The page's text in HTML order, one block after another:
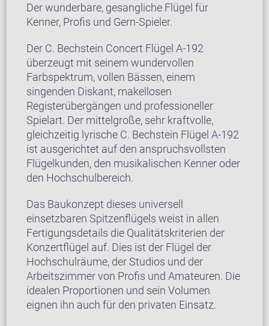
Der wunderbare, gesangliche Flügel für
Kenner, Profis und Gern-Spieler.
Der C. Bechstein Concert Flügel A-192
überzeugt mit seinem wundervollen
Farbspektrum, vollen Bässen, einem
singenden Diskant, makellosen
Registerübergängen und professioneller
Spielart. Der mittelgroße, sehr kraftvolle,
gleichzeitig lyrische C. Bechstein Flügel A-192
ist ausgerichtet auf den anspruchsvollsten
Flügelkunden, den musikalischen Kenner oder
den Hochschulbereich.
Das Baukonzept dieses universell
einsetzbaren Spitzenflügels weist in allen
Fertigungsdetails die Qualitätskriterien der
Konzertflügel auf. Dies ist der Flügel der
Hochschulräume, der Studios und der
Arbeitszimmer von Profis und Amateuren. Die
idealen Proportionen und sein Volumen
eignen ihn auch für den privaten Einsatz.